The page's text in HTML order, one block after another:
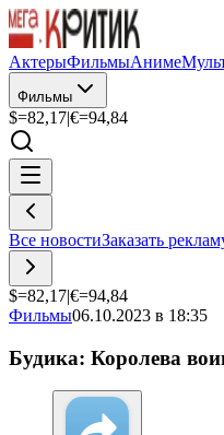
АктерыФильмыАниме
Фильмы
$=82,17|€=94,84
Все новостиЗаказать
$=82,17|€=94,84
Фильмы06.10.2023 в 18:35
Будика: Королева